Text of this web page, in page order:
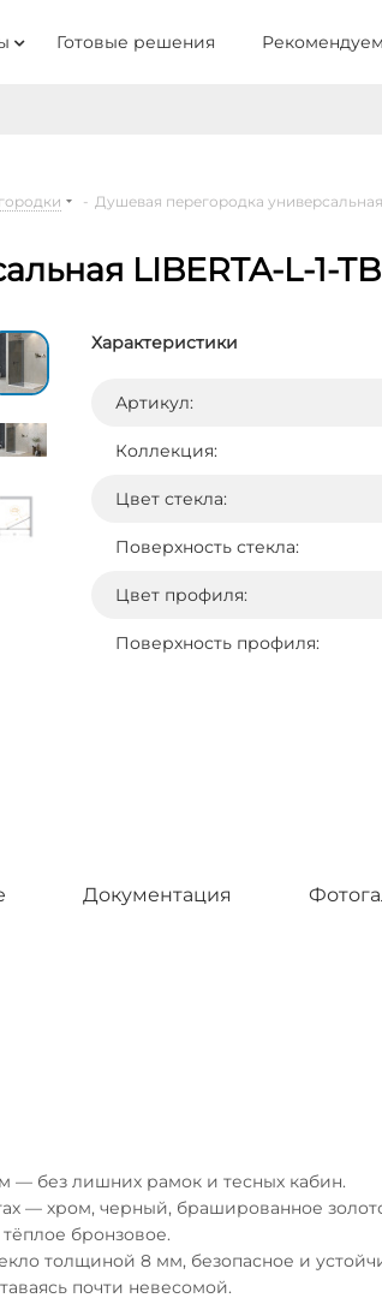
Готовые решения Рекомендуем
- Душевая перегородка
LIBERTA-L-1-
Характеристики
Артикул:
Коллекция:
Цвет стекла:
Поверхность стекла:
Цвет профиля:
Поверхность профиля:
Документация
— без лишних рамок и тесных кабин.
— хром, черный, брашированное
бронзовое.
толщиной 8 мм, безопасное и
почти невесомой.